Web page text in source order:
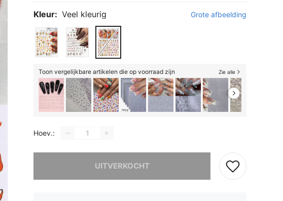
Kleur: Veel kleurig Grote afbeelding
Toon vergelijkbare artikelen die op voorraad zijn Zie alle
Hoev.:
UITVERKOCHT
Sorry, dit product is uitverkocht.